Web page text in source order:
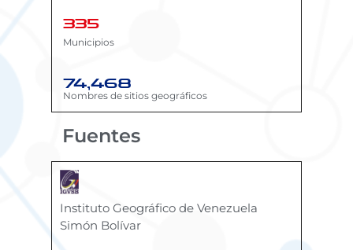
Municipios
335
Nombres de sitios geográficos
74,468
Fuentes
Instituto Geográfico de Venezuela
Simón Bolívar